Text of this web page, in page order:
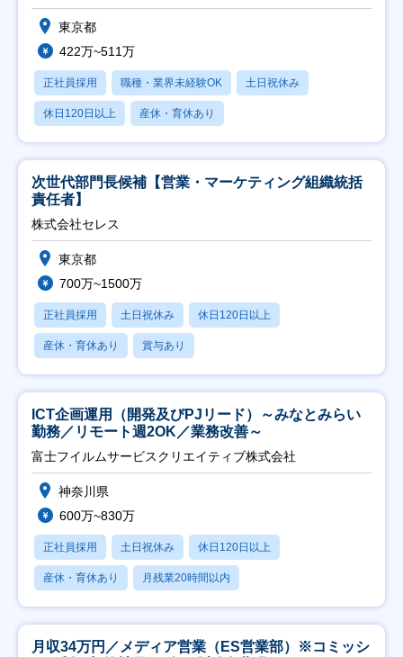
東京都
422万~511万
正社員採用 職種・業界未経験OK 土日祝休み
休日120日以上 産休・育休あり
次世代部門長候補【営業・マーケティング組織統括
責任者】
株式会社セレス
東京都
700万~1500万
正社員採用 土日祝休み 休日120日以上
産休・育休あり 賞与あり
ICT企画運用（開発及びPJリード）～みなとみらい
勤務／リモート週2OK／業務改善～
富士フイルムサービスクリエイティブ株式会社
神奈川県
600万~830万
正社員採用 土日祝休み 休日120日以上
産休・育休あり 月残業20時間以内
月収34万円／メディア営業（ES営業部）※コミッシ